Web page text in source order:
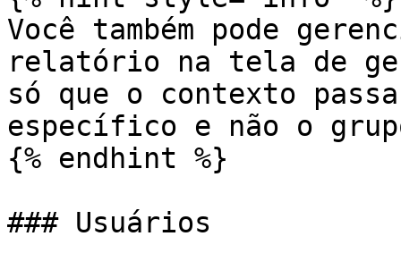
Você também pode
relatório na tela de
só que o contexto
específico e não o
{% endhint %}
### Usuários